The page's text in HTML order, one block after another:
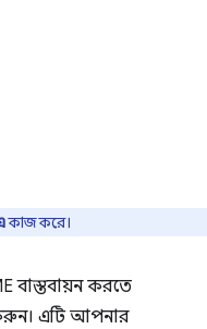
কাজ করে।
বাস্তবায়ন করতে
এটি আপনার